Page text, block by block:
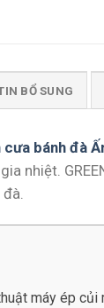
BỔ SUNG
bánh đà
nhiệt.
máy ép củi